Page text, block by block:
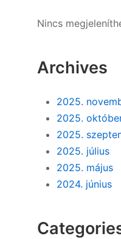
Nincs
Archives
2025.
2025.
2025.
2025. július
2025. május
2024. június